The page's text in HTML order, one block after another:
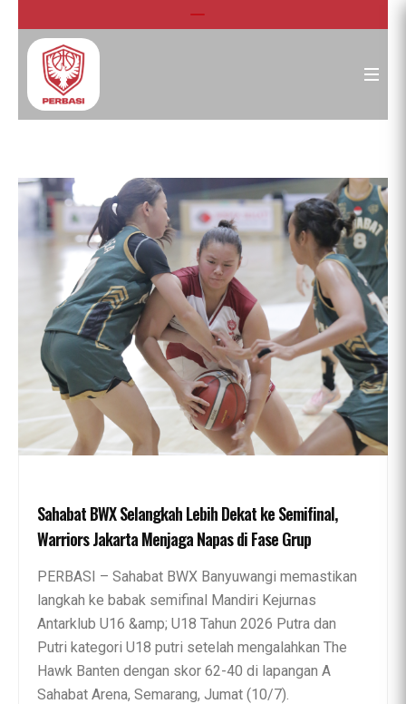
Sahabat BWX Selangkah Lebih Dekat ke Semifinal,
Warriors Jakarta Menjaga Napas di Fase Grup
PERBASI – Sahabat BWX Banyuwangi memastikan
langkah ke babak semifinal Mandiri Kejurnas
Antarklub U16 &amp; U18 Tahun 2026 Putra dan
Putri kategori U18 putri setelah mengalahkan The
Hawk Banten dengan skor 62-40 di lapangan A
Sahabat Arena, Semarang, Jumat (10/7).